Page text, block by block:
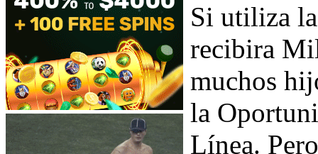
Si utiliza
recibira
muchos
la
Línea.